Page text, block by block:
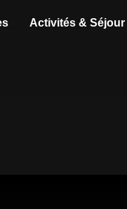
Activités & Séjour